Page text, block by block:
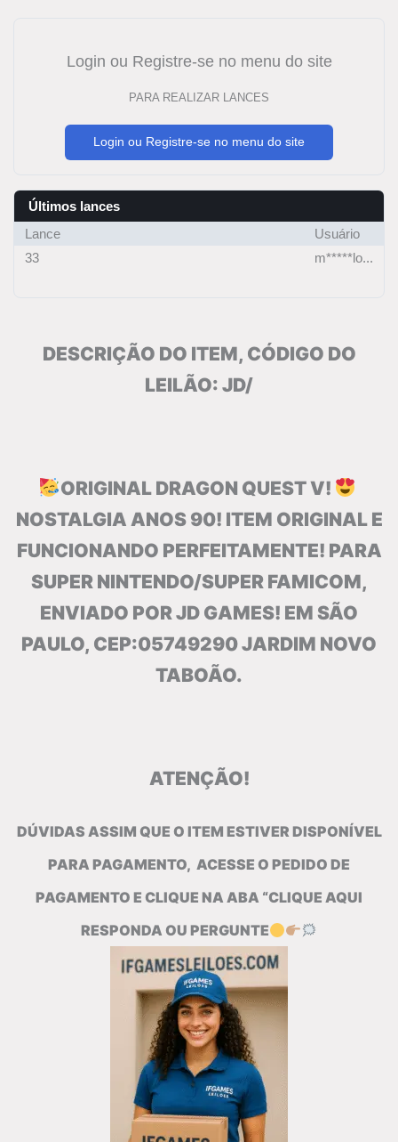
Login ou Registre-se no menu do site
PARA REALIZAR LANCES
Login ou Registre-se no menu do site
Últimos lances
Lance
Usuário
33
m*****lo...
DESCRIÇÃO DO ITEM, CÓDIGO DO
LEILÃO: JD/
ORIGINAL DRAGON QUEST V!
NOSTALGIA ANOS 90! ITEM ORIGINAL E
FUNCIONANDO PERFEITAMENTE! PARA
SUPER NINTENDO/SUPER FAMICOM,
ENVIADO POR JD GAMES! EM SÃO
PAULO, CEP:05749290 JARDIM NOVO
TABOÃO.
ATENÇÃO!
DÚVIDAS ASSIM QUE O ITEM ESTIVER DISPONÍVEL
PARA PAGAMENTO, ACESSE O PEDIDO DE
PAGAMENTO E CLIQUE NA ABA “CLIQUE AQUI
RESPONDA OU PERGUNTE